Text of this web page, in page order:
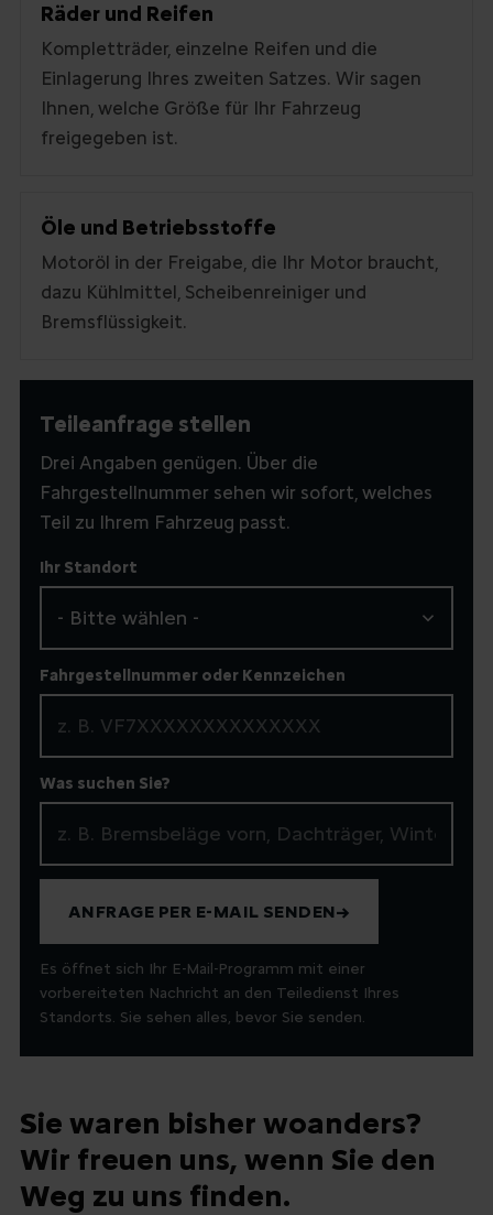
Räder und Reifen
Kompletträder, einzelne Reifen und die
Einlagerung Ihres zweiten Satzes. Wir sagen
Ihnen, welche Größe für Ihr Fahrzeug
freigegeben ist.
Öle und Betriebsstoffe
Motoröl in der Freigabe, die Ihr Motor braucht,
dazu Kühlmittel, Scheibenreiniger und
Bremsflüssigkeit.
Teileanfrage stellen
Drei Angaben genügen. Über die
Fahrgestellnummer sehen wir sofort, welches
Teil zu Ihrem Fahrzeug passt.
Ihr Standort
Fahrgestellnummer oder Kennzeichen
Was suchen Sie?
ANFRAGE PER E-MAIL SENDEN→
Es öffnet sich Ihr E-Mail-Programm mit einer
vorbereiteten Nachricht an den Teiledienst Ihres
Standorts. Sie sehen alles, bevor Sie senden.
Sie waren bisher woanders?
Wir freuen uns, wenn Sie den
Weg zu uns finden.